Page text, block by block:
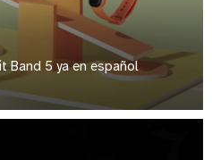
Band 5 ya en español